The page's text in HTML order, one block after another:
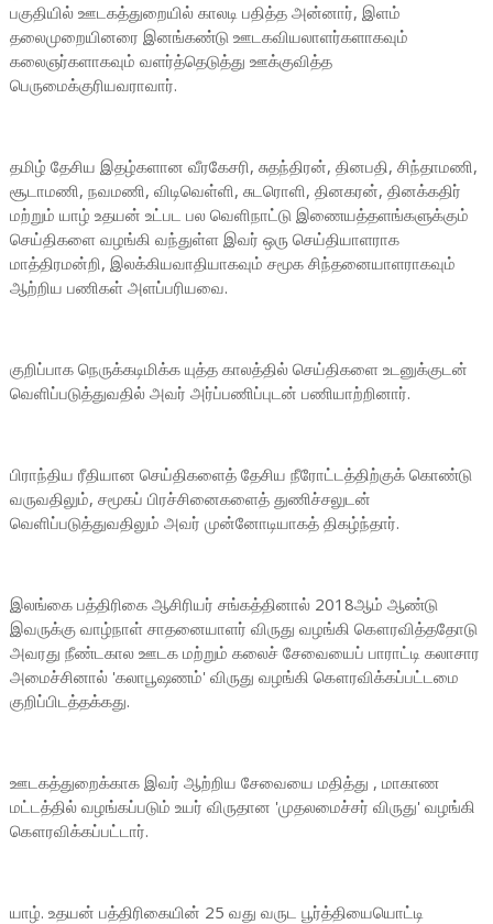
பகுதியில் ஊடகத்துறையில் காலடி பதித்த அன்னார், இளம்
தலைமுறையினரை இனங்கண்டு ஊடகவியலாளர்களாகவும்
கலைஞர்களாகவும் வளர்த்தெடுத்து ஊக்குவித்த
பெருமைக்குரியவராவார்.
தமிழ் தேசிய இதழ்களான வீரகேசரி, சுதந்திரன், தினபதி, சிந்தாமணி,
சூடாமணி, நவமணி, விடிவெள்ளி, சுடரொளி, தினகரன், தினக்கதிர்
மற்றும் யாழ் உதயன் உட்பட பல வெளிநாட்டு இணையத்தளங்களுக்கும்
செய்திகளை வழங்கி வந்துள்ள இவர் ஒரு செய்தியாளராக
மாத்திரமன்றி, இலக்கியவாதியாகவும் சமூக சிந்தனையாளராகவும்
ஆற்றிய பணிகள் அளப்பரியவை.
குறிப்பாக நெருக்கடிமிக்க யுத்த காலத்தில் செய்திகளை உடனுக்குடன்
வெளிப்படுத்துவதில் அவர் அர்ப்பணிப்புடன் பணியாற்றினார்.
பிராந்திய ரீதியான செய்திகளைத் தேசிய நீரோட்டத்திற்குக் கொண்டு
வருவதிலும், சமூகப் பிரச்சினைகளைத் துணிச்சலுடன்
வெளிப்படுத்துவதிலும் அவர் முன்னோடியாகத் திகழ்ந்தார்.
இலங்கை பத்திரிகை ஆசிரியர் சங்கத்தினால் 2018ஆம் ஆண்டு
இவருக்கு வாழ்நாள் சாதனையாளர் விருது வழங்கி கௌரவித்ததோடு
அவரது நீண்டகால ஊடக மற்றும் கலைச் சேவையைப் பாராட்டி கலாசார
அமைச்சினால் 'கலாபூஷணம்' விருது வழங்கி கௌரவிக்கப்பட்டமை
குறிப்பிடத்தக்கது.
ஊடகத்துறைக்காக இவர் ஆற்றிய சேவையை மதித்து , மாகாண
மட்டத்தில் வழங்கப்படும் உயர் விருதான 'முதலமைச்சர் விருது' வழங்கி
கௌரவிக்கப்பட்டார்.
யாழ். உதயன் பத்திரிகையின் 25 வது வருட பூர்த்தியையொட்டி